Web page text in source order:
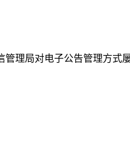
管理局对电子公告管理方式